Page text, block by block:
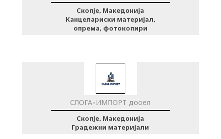
Скопје, Македонија
Канцелариски материјал,
опрема, фотокопири
СЛОГА-ИМПОРТ дооел
Скопје, Македонија
Градежни материјали